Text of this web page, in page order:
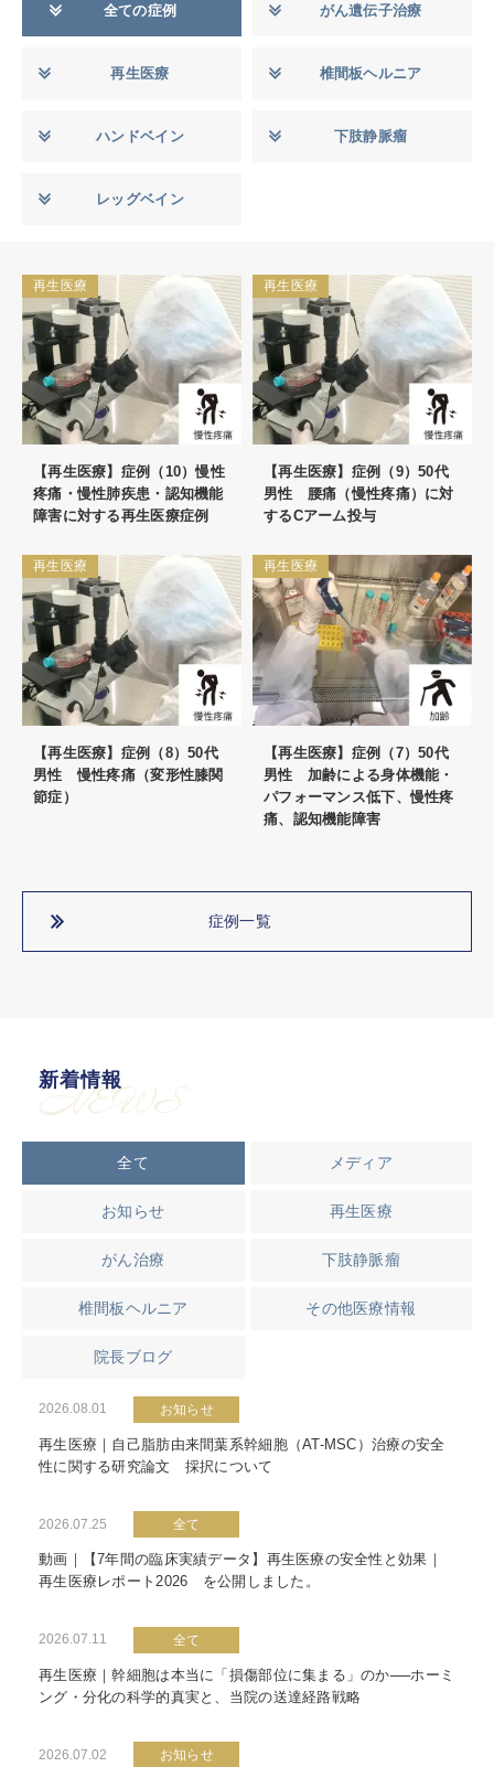
全ての症例 がん遺伝子治療
再生医療 椎間板ヘルニア
ハンドベイン 下肢静脈瘤
レッグベイン
再生医療
【再生医療】症例（10）慢性
疼痛・慢性肺疾患・認知機能
障害に対する再生医療症例
再生医療
【再生医療】症例（9）50代
男性 腰痛（慢性疼痛）に対
するCアーム投与
再生医療
【再生医療】症例（8）50代
男性 慢性疼痛（変形性膝関
節症）
再生医療
【再生医療】症例（7）50代
男性 加齢による身体機能・
パフォーマンス低下、慢性疼
痛、認知機能障害
症例一覧
新着情報
NEWS
全て メディア
お知らせ 再生医療
がん治療 下肢静脈瘤
椎間板ヘルニア その他医療情報
院長ブログ
2026.08.01 お知らせ
再生医療｜自己脂肪由来間葉系幹細胞（AT-MSC）治療の安全
性に関する研究論文 採択について
2026.07.25 全て
動画｜【7年間の臨床実績データ】再生医療の安全性と効果｜
再生医療レポート2026 を公開しました。
2026.07.11 全て
再生医療｜幹細胞は本当に「損傷部位に集まる」のか──ホーミ
ング・分化の科学的真実と、当院の送達経路戦略
2026.07.02 お知らせ